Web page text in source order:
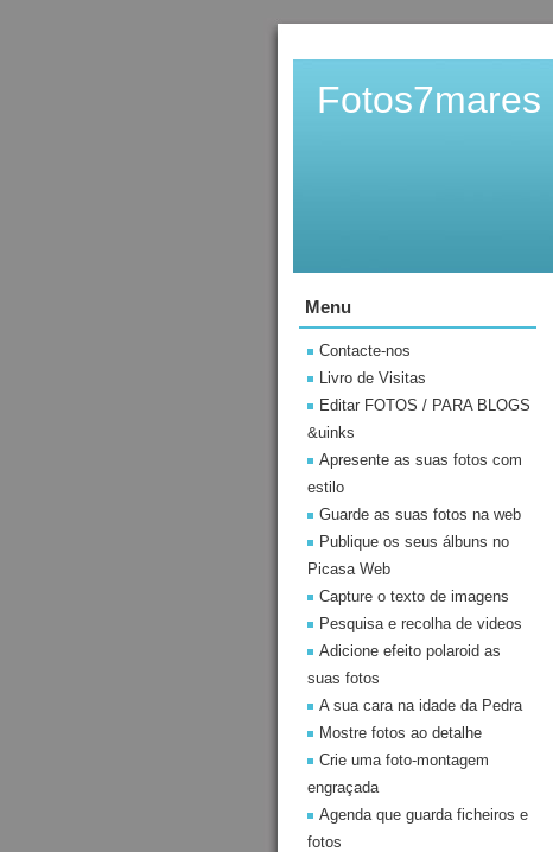
Fotos7mares
Menu
Contacte-nos
Livro de Visitas
Editar FOTOS / PARA BLOGS
&uinks
Apresente as suas fotos com
estilo
Guarde as suas fotos na web
Publique os seus álbuns no
Picasa Web
Capture o texto de imagens
Pesquisa e recolha de videos
Adicione efeito polaroid as
suas fotos
A sua cara na idade da Pedra
Mostre fotos ao detalhe
Crie uma foto-montagem
engraçada
Agenda que guarda ficheiros e
fotos